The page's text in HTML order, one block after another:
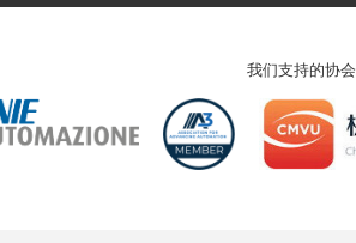
我们支持的协会